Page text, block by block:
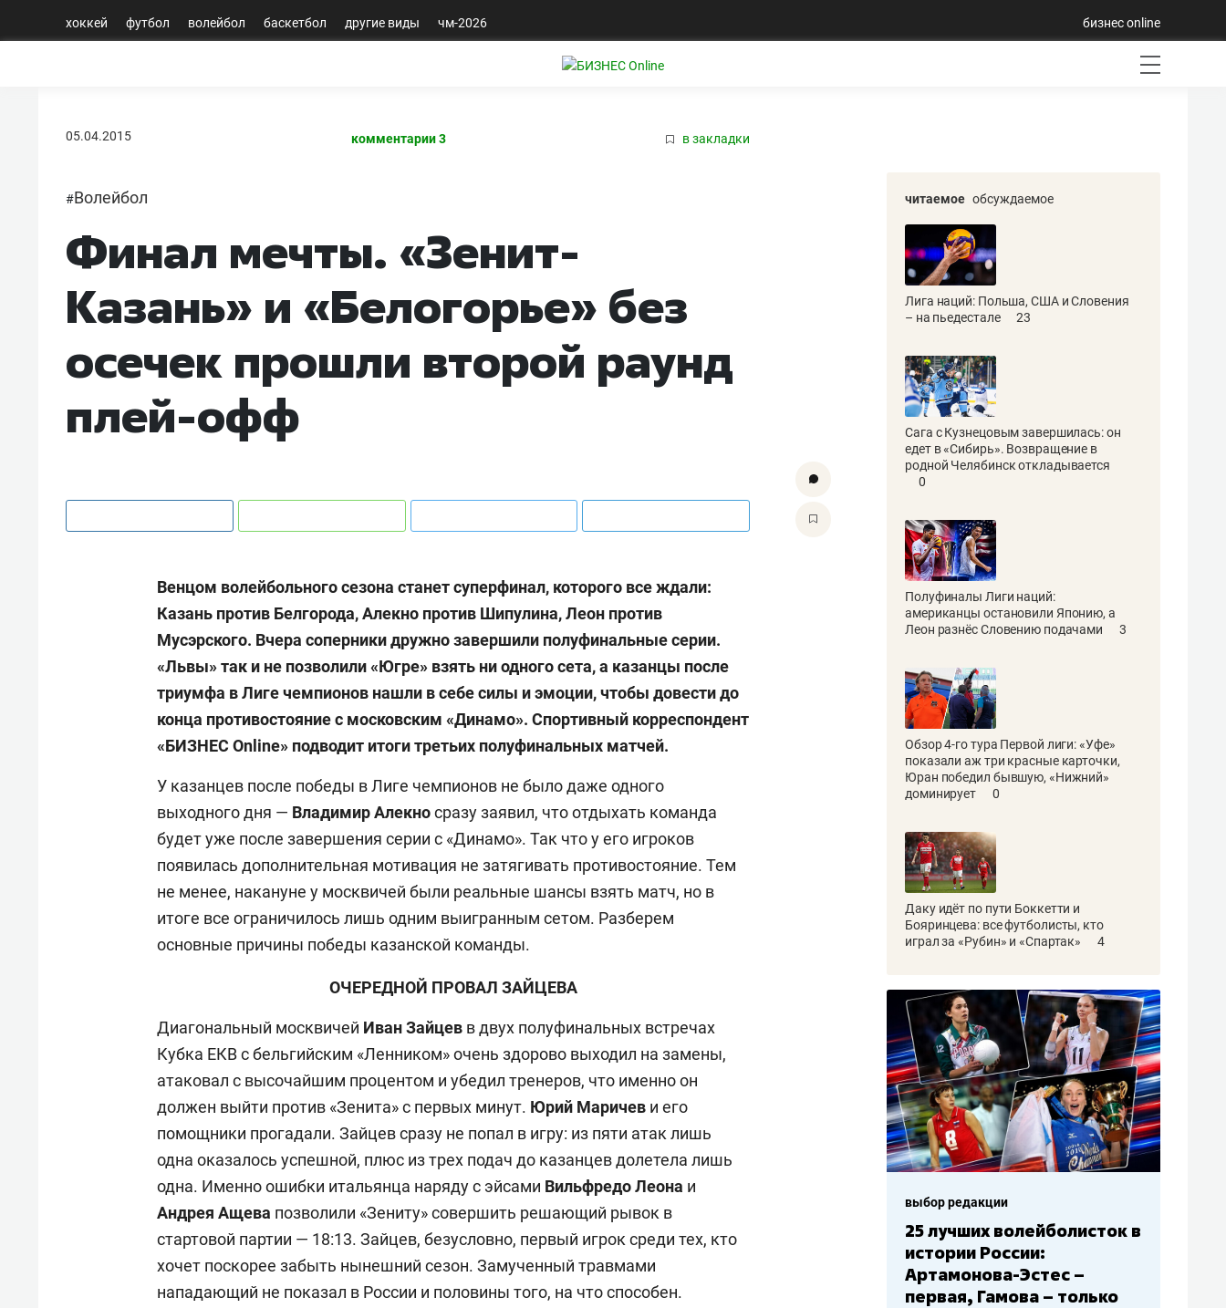
хоккей футбол волейбол баскетбол другие виды чм-2026 бизнес online
05.04.2015 комментарии 3 в закладки
#Волейбол
Финал мечты. «Зенит-
Казань» и «Белогорье» без
осечек прошли второй раунд
плей-офф
Венцом волейбольного сезона станет суперфинал, которого все ждали:
Казань против Белгорода, Алекно против Шипулина, Леон против
Мусэрского. Вчера соперники дружно завершили полуфинальные серии.
«Львы» так и не позволили «Югре» взять ни одного сета, а казанцы после
триумфа в Лиге чемпионов нашли в себе силы и эмоции, чтобы довести до
конца противостояние с московским «Динамо». Спортивный корреспондент
«БИЗНЕС Online» подводит итоги третьих полуфинальных матчей.
У казанцев после победы в Лиге чемпионов не было даже одного
выходного дня — Владимир Алекносразу заявил, что отдыхать команда
будет уже после завершения серии с «Динамо». Так что у его игроков
появилась дополнительная мотивация не затягивать противостояние. Тем
не менее, накануне у москвичей были реальные шансы взять матч, но в
итоге все ограничилось лишь одним выигранным сетом. Разберем
основные причины победы казанской команды.
ОЧЕРЕДНОЙ ПРОВАЛ ЗАЙЦЕВА
Диагональный москвичей Иван Зайцев в двух полуфинальных встречах
Кубка ЕКВ с бельгийским «Ленником» очень здорово выходил на замены,
атаковал с высочайшим процентом и убедил тренеров, что именно он
должен выйти против «Зенита» с первых минут. Юрий Маричев и его
помощники прогадали. Зайцев сразу не попал в игру: из пяти атак лишь
одна оказалось успешной, плюс из трех подач до казанцев долетела лишь
одна. Именно ошибки итальянца наряду с эйсами Вильфредо Леона и
Андрея Ащева позволили «Зениту» совершить решающий рывок в
стартовой партии — 18:13. Зайцев, безусловно, первый игрок среди тех, кто
хочет поскорее забыть нынешний сезон. Замученный травмами
нападающий не показал в России и половины того, на что способен.
читаемое обсуждаемое
Лига наций: Польша, США и Словения
– на пьедестале
23
Сага с Кузнецовым завершилась: он
едет в «Сибирь». Возвращение в
родной Челябинск откладывается
0
Полуфиналы Лиги наций:
американцы остановили Японию, а
Леон разнёс Словению подачами
3
Обзор 4-го тура Первой лиги: «Уфе»
показали аж три красные карточки,
Юран победил бывшую, «Нижний»
доминирует
0
Даку идёт по пути Боккетти и
Бояринцева: все футболисты, кто
играл за «Рубин» и «Спартак»
4
истории России:
первая, Гамова – только
выбор редакции
Бюджеты клубов КХЛ: СКА
– главный мажор, «Ак
Барс» – второй, «Салават
Юлаев» – середняк